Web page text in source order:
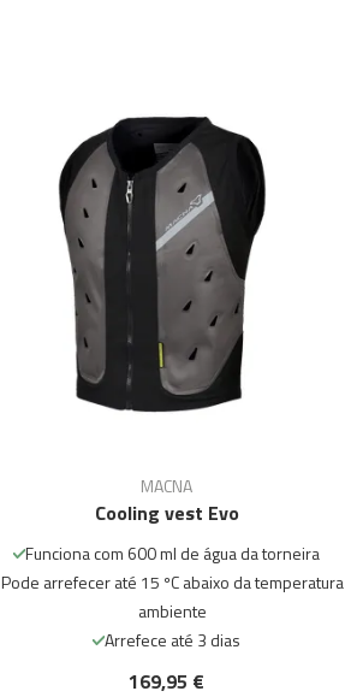
MACNA
Cooling vest Evo
Funciona com 600 ml de água da torneira
Pode arrefecer até 15 ºC abaixo da temperatura
ambiente
Arrefece até 3 dias
169,95 €